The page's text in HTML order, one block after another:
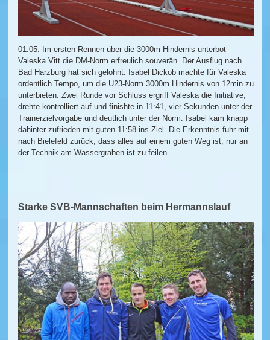
01.05. Im ersten Rennen über die 3000m Hindernis unterbot
Valeska Vitt die DM-Norm erfreulich souverän. Der Ausflug nach
Bad Harzburg hat sich gelohnt. Isabel Dickob machte für Valeska
ordentlich Tempo, um die U23-Norm 3000m Hindernis von 12min zu
unterbieten. Zwei Runde vor Schluss ergriff Valeska die Initiative,
drehte kontrolliert auf und finishte in 11:41, vier Sekunden unter der
Trainerzielvorgabe und deutlich unter der Norm. Isabel kam knapp
dahinter zufrieden mit guten 11:58 ins Ziel. Die Erkenntnis fuhr mit
nach Bielefeld zurück, dass alles auf einem guten Weg ist, nur an
der Technik am Wassergraben ist zu feilen.
Starke SVB-Mannschaften beim Hermannslauf